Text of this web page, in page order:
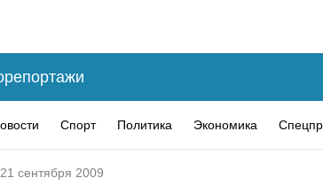
Спорт Политика Экономика
21 сентября 2009